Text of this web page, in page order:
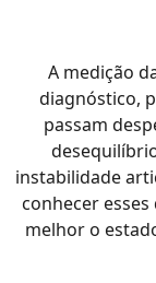
A medição
diagnóstico,
passam
instabilidade
conhecer
melhor o